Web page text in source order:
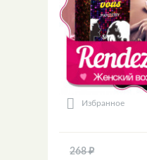
Избранное
268 ₽